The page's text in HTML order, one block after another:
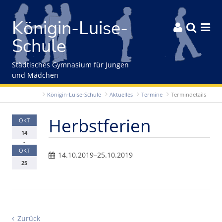
Gleich zum Inhalt der Seite springen
Königin-Luise-
Schule
  
Städtisches Gymnasium für Jungen
und Mädchen
Königin-Luise-Schule Aktuelles Termine Termindetails
OKT
14
-
OKT
25
Herbstferien
14.10.2019–25.10.2019
Zurück